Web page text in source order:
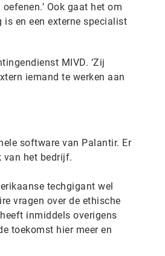
Ook gaat het om
is en een externe specialist
MIVD. ‘Zij
iemand te werken aan
software van Palantir. Er
van het bedrijf.
techgigant wel
vragen over de ethische
inmiddels overigens
toekomst hier meer en